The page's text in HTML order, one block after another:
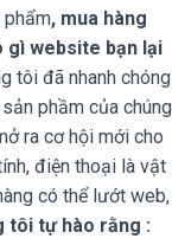
phẩm, mua hàng
gì website bạn lại
tôi đã nhanh chóng
phầm của chúng
ra cơ hội mới cho
điện thoại là vật
có thể lướt web,
tôi tự hào rằng :